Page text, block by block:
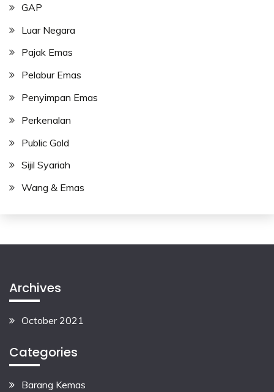
GAP
Luar Negara
Pajak Emas
Pelabur Emas
Penyimpan Emas
Perkenalan
Public Gold
Sijil Syariah
Wang & Emas
Archives
October 2021
Categories
Barang Kemas